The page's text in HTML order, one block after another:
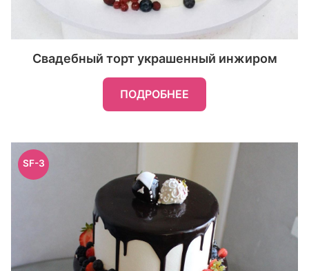
Свадебный торт украшенный инжиром
ПОДРОБНЕЕ
SF-3